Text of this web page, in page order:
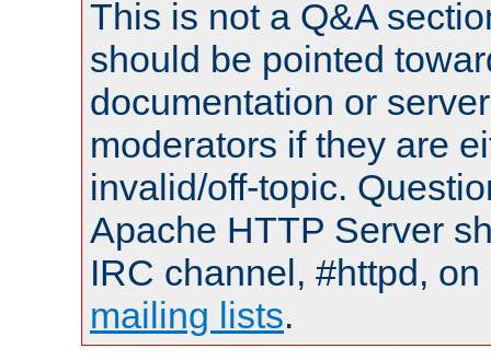
This is not a Q&A
should be pointed
documentation or
moderators if they are
invalid/off-topic.
Apache HTTP Server
IRC channel, #httpd,
mailing lists.